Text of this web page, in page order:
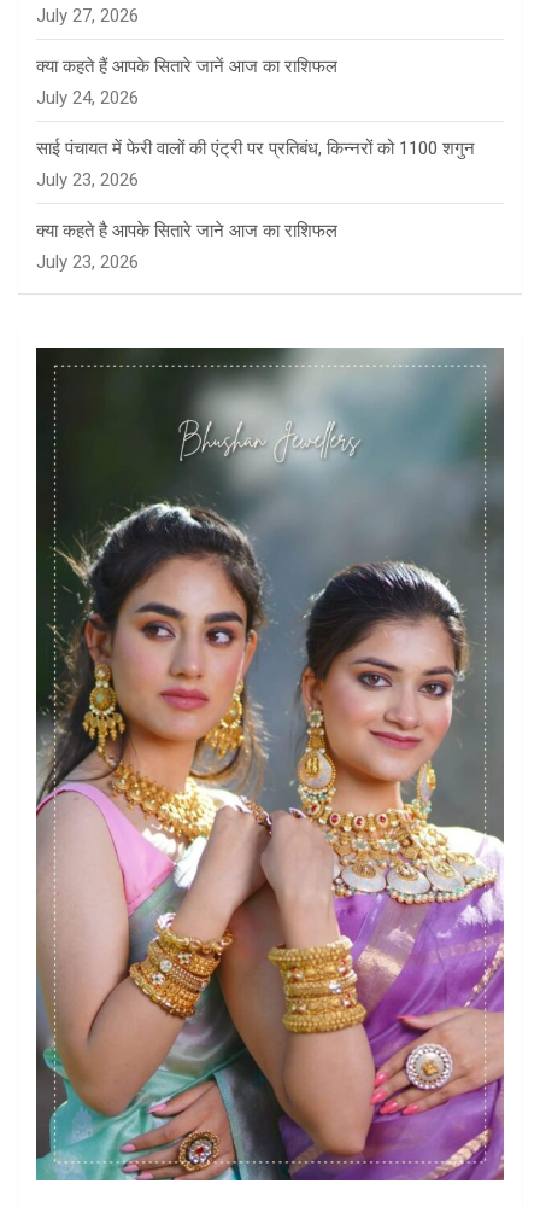
July 27, 2026
क्या कहते हैं आपके सितारे जानें आज का राशिफल
July 24, 2026
साई पंचायत में फेरी वालों की एंट्री पर प्रतिबंध, किन्नरों को 1100 शगुन
July 23, 2026
क्या कहते है आपके सितारे जाने आज का राशिफल
July 23, 2026